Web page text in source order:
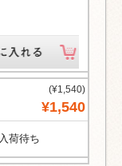
(¥1,540)
¥1,540
入荷待ち